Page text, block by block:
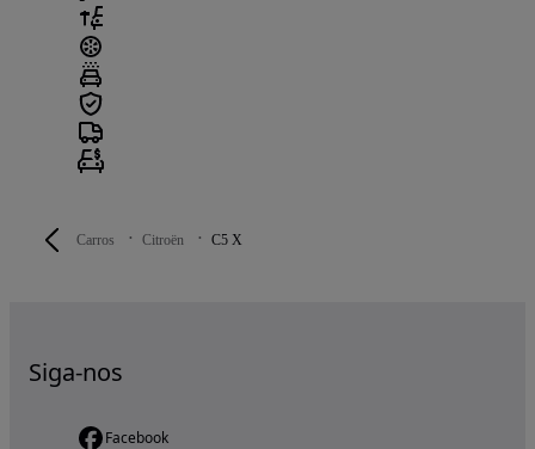
Carros Citroën C5 X
Siga-nos
Facebook